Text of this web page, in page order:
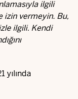
ilgili
izin vermeyin. Bu,
ilgili. Kendi
yılında